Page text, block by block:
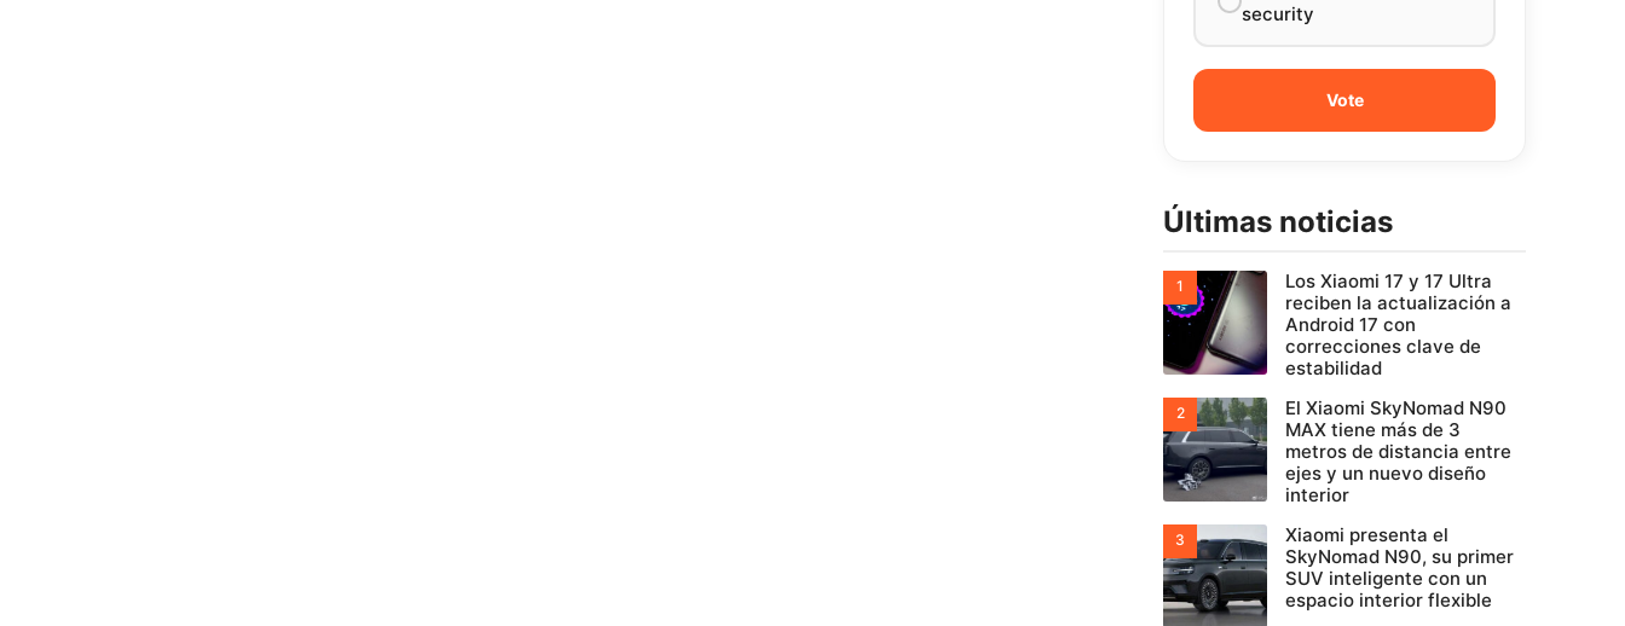
security
Últimas noticias
Los Xiaomi 17 y 17 Ultra
reciben la actualización a
Android 17 con
correcciones clave de
estabilidad
El Xiaomi SkyNomad N90
MAX tiene más de 3
metros de distancia entre
ejes y un nuevo diseño
interior
Xiaomi presenta el
SkyNomad N90, su primer
SUV inteligente con un
espacio interior flexible